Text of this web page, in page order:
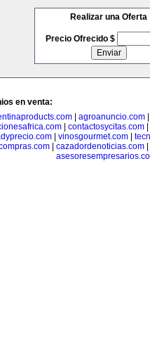
Realizar una Oferta
Precio Ofrecido $
en venta:
| agroanuncio.com
| contactosycitas.com|
vinosgourmet.com
cazadordenoticias.com